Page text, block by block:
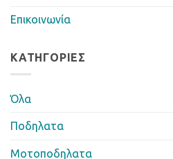
Επικοινωνία
ΚΑΤΗΓΟΡΊΕΣ
Όλα
Ποδηλατα
Μοτοποδηλατα